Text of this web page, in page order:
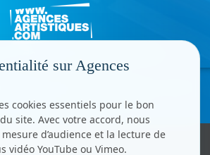
Copyright © CC.Comunication
Tous droits réservés
sur Agences
cookies essentiels pour le bon
site. Avec votre accord, nous
d’audience et la lecture de
vidéo YouTube ou Vimeo.